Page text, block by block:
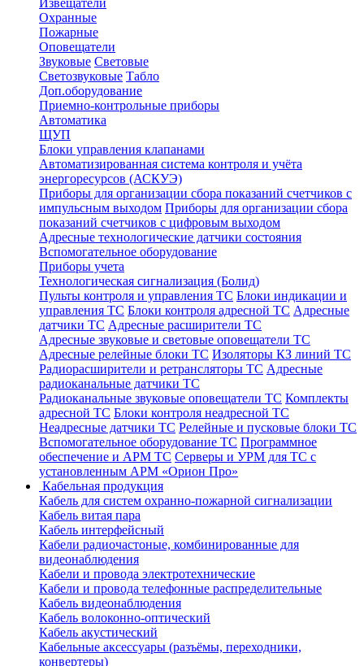
Извещатели
Охранные
Пожарные
Оповещатели
Звуковые Световые
Светозвуковые Табло
Доп.оборудование
Приемно-контрольные приборы
Автоматика
ЩУП
Блоки управления клапанами
Автоматизированная система контроля и учёта
энергоресурсов (АСКУЭ)
Приборы для организации сбора показаний счетчиков с
импульсным выходом Приборы для организации сбора
показаний счетчиков с цифровым выходом
Адресные технологические датчики состояния
Вспомогательное оборудование
Приборы учета
Технологическая сигнализация (Болид)
Пульты контроля и управления ТС Блоки индикации и
управления ТС Блоки контроля адресной ТС Адресные
датчики ТС Адресные расширители ТС
Адресные звуковые и световые оповещатели ТС
Адресные релейные блоки ТС Изоляторы КЗ линий ТС
Радиорасширители и ретрансляторы ТС Адресные
радиоканальные датчики ТС
Радиоканальные звуковые оповещатели ТС Комплекты
адресной ТС Блоки контроля неадресной ТС
Неадресные датчики ТС Релейные и пусковые блоки ТС
Вспомогательное оборудование ТС Программное
обеспечение и АРМ ТС Серверы и УРМ для ТС с
установленным АРМ «Орион Про»
Кабельная продукция
Кабель для систем охранно-пожарной сигнализации
Кабель витая пара
Кабель интерфейсный
Кабели радиочастоные, комбинированные для
видеонаблюдения
Кабели и провода электротехнические
Кабели и провода телефонные распределительные
Кабель видеонаблюдения
Кабель волоконно-оптический
Кабель акустический
Кабельные аксессуары (разъёмы, переходники,
конвертеры)